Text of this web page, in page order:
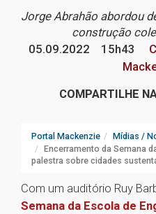
Jorge Abrahão abordou
construção
05.09.2022
15h43
COMPARTILHE
Portal Mackenzie Mídias /
Encerramento da Semana
palestra sobre cidades
Com um auditório Ruy
Semana da Escola de